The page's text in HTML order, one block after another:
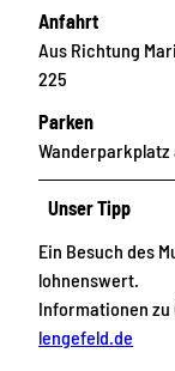
Anfahrt
Aus Richtung
225
Parken
Unser Tipp
Ein Besuch des
lohnenswert.
Informationen
lengefeld.de